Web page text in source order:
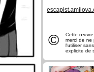
©
Cette œuvre
merci de ne
l'utiliser
explicite de